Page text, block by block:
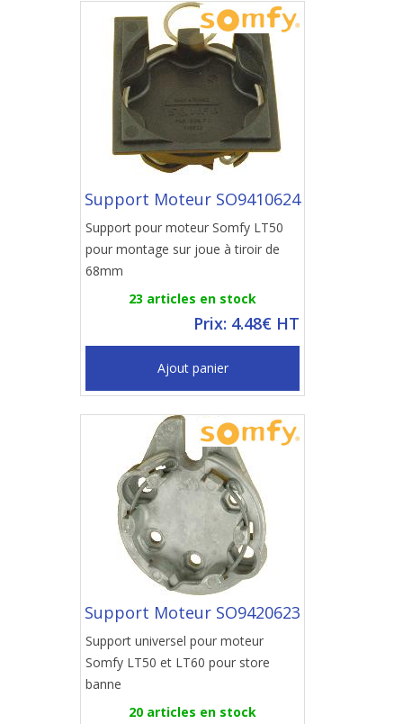
Support Moteur SO9410624
Support pour moteur Somfy LT50
pour montage sur joue à tiroir de
68mm
23 articles en stock
Prix: 4.48€ HT
Ajout panier
Support Moteur SO9420623
Support universel pour moteur
Somfy LT50 et LT60 pour store
banne
20 articles en stock